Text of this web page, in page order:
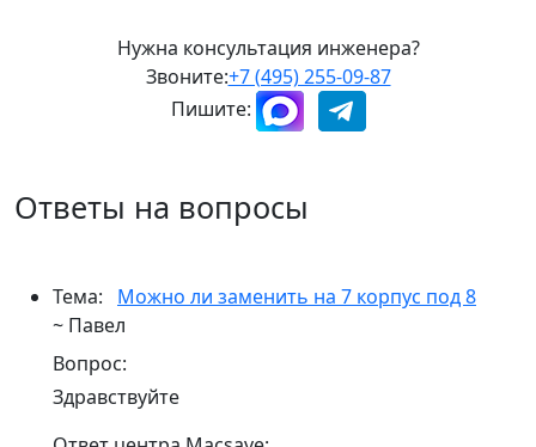
Нужна консультация инженера?
Звоните:+7 (495) 255-09-87
Пишите:
Ответы на вопросы
Тема:
Можно ли заменить на 7 корпус под 8
~ Павел
Вопрос:
Здравствуйте